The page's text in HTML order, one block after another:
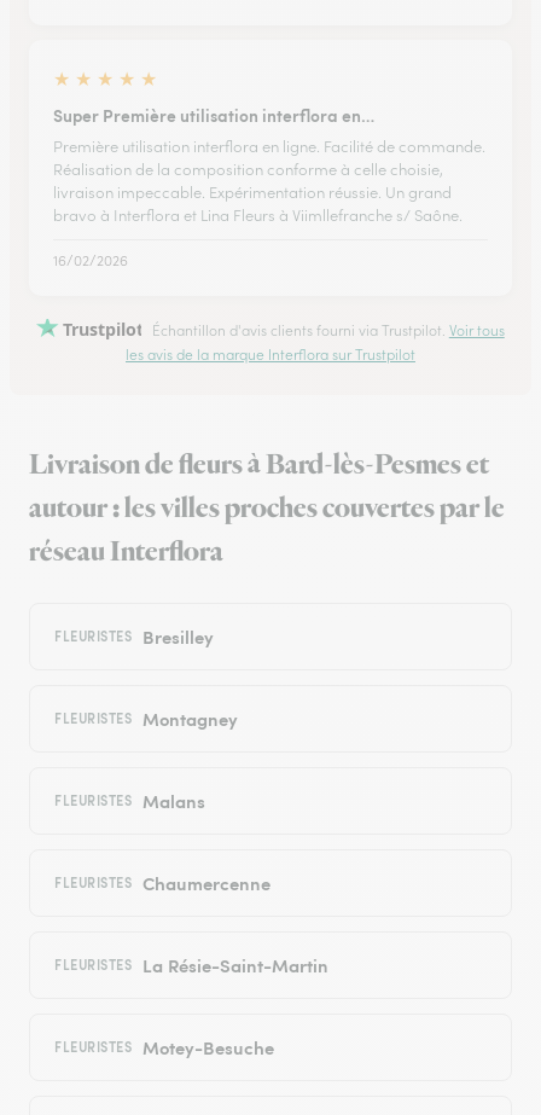
★ ★ ★ ★ ★
Super Première utilisation interflora en…
Première utilisation interflora en ligne. Facilité de commande.
Réalisation de la composition conforme à celle choisie,
livraison impeccable. Expérimentation réussie. Un grand
bravo à Interflora et Lina Fleurs à Viimllefranche s/ Saône.
16/02/2026
Trustpilot Échantillon d'avis clients fourni via Trustpilot. Voir tous
les avis de la marque Interflora sur Trustpilot
Livraison de fleurs à Bard-lès-Pesmes et
autour : les villes proches couvertes par le
réseau Interflora
FLEURISTES Bresilley
FLEURISTES Montagney
FLEURISTES Malans
FLEURISTES Chaumercenne
FLEURISTES La Résie-Saint-Martin
FLEURISTES Motey-Besuche